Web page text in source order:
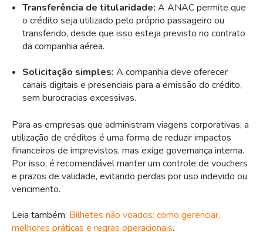
Transferência de titularidade: A ANAC permite que
o crédito seja utilizado pelo próprio passageiro ou
transferido, desde que isso esteja previsto no contrato
da companhia aérea.
Solicitação simples: A companhia deve oferecer
canais digitais e presenciais para a emissão do crédito,
sem burocracias excessivas.
Para as empresas que administram viagens corporativas, a
utilização de créditos é uma forma de reduzir impactos
financeiros de imprevistos, mas exige governança interna.
Por isso, é recomendável manter um controle de vouchers
e prazos de validade, evitando perdas por uso indevido ou
vencimento.
Leia também: Bilhetes não voados: como gerenciar,
melhores práticas e regras operacionais.